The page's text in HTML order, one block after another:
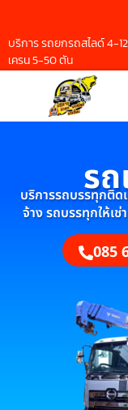
บริการ รถยกรถสไลด์ 4-
เครน 5-50 ตัน
ร
บริการรถบรรทุกติด
จ้าง รถบรรทุกให้เ
085